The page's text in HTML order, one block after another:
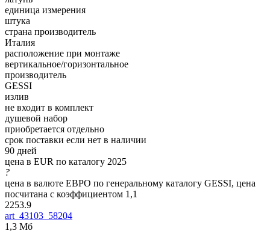
единица измерения
штука
страна производитель
Италия
расположение при монтаже
вертикальное/горизонтальное
производитель
GESSI
излив
не входит в комплект
душевой набор
приобретается отдельно
срок поставки если нет в наличии
90 дней
цена в EUR по каталогу 2025
?
цена в валюте ЕВРО по генеральному каталогу GESSI, цена
посчитана с коэффициентом 1,1
2253.9
art_43103_58204
1,3 Мб